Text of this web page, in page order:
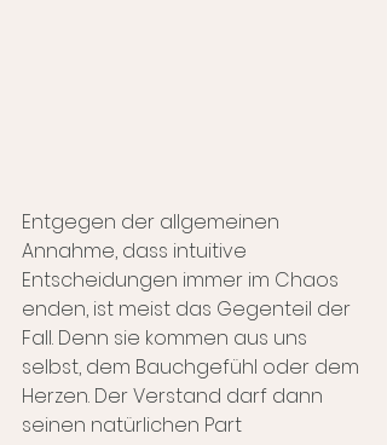
Entgegen der allgemeinen
Annahme, dass intuitive
Entscheidungen immer im Chaos
enden, ist meist das Gegenteil der
Fall. Denn sie kommen aus uns
selbst, dem Bauchgefühl oder dem
Herzen. Der Verstand darf dann
seinen natürlichen Part